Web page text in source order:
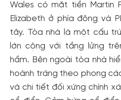
Wales có mặt tiền Martin
Elizabeth ở phía đông và
tây. Tòa nhà là một cấu
lớn cộng với tầng lửng
hầm. Bên ngoài tòa nhà
hoành tráng theo phong
và chi tiết đối xứng chính